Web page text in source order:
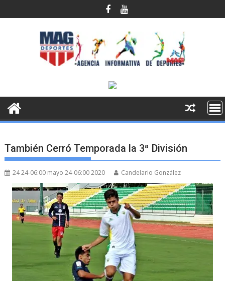
al
También Cerró Temporada la 3ª División
24 24-06:00 mayo 24-06:00 2020 Candelario González